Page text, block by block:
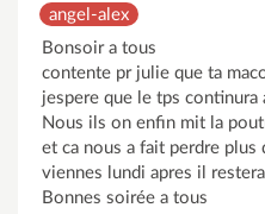
angel-alex
Bonsoir a tous
contente pr julie que ta
jespere que le tps continura
Nous ils on enfin mit la
et ca nous a fait perdre plus
viennes lundi apres il
Bonnes soirée a tous